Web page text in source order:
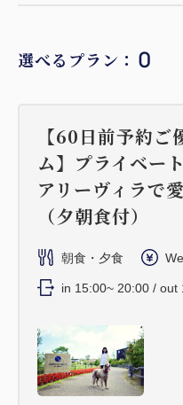
選べるプラン： 0
【60日前予約
ム】プライベー
アリーヴィラで
（夕朝食付）
朝食・夕食
in 15:00~ 20:00 / out